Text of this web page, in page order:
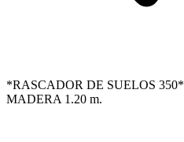
*RASCADOR DE SUELOS
MADERA 1.20 m.